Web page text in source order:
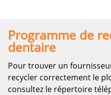
Programme de
dentaire
Pour trouver un
recycler correctement le
consultez le répertoire